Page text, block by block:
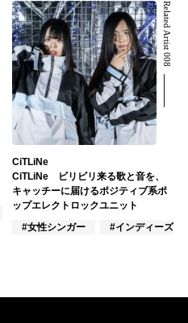
#ロック
Related Artist 008
CiTLiNe
CiTLiNe ビリビリ来る歌と音を、
キャッチーに届けるポジティブ系ポ
ップエレクトロックユニット
#女性シンガー
#インディーズ